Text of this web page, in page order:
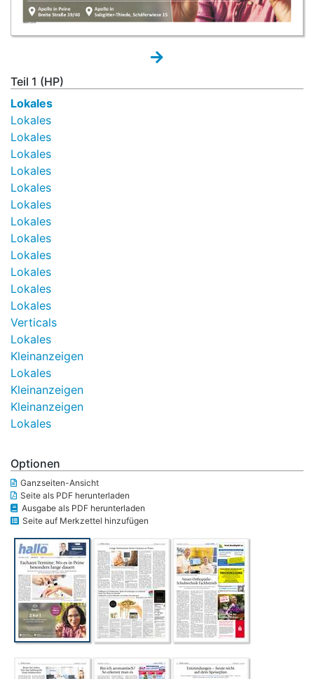
Teil 1 (HP)
Lokales
Lokales
Lokales
Lokales
Lokales
Lokales
Lokales
Lokales
Lokales
Lokales
Lokales
Lokales
Lokales
Verticals
Lokales
Kleinanzeigen
Lokales
Kleinanzeigen
Kleinanzeigen
Lokales
Optionen
Ganzseiten-Ansicht
Seite als PDF herunterladen
Ausgabe als PDF herunterladen
Seite auf Merkzettel hinzufügen